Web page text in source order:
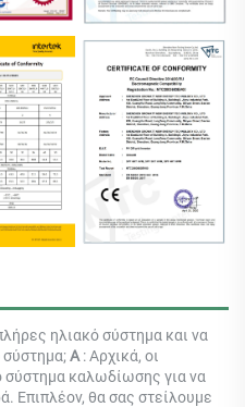
ηλιακό σύστημα και να
σύστημα; Α : Αρχικά, οι
σύστημα καλωδίωσης για να
Επιπλέον, θα σας στείλουμε